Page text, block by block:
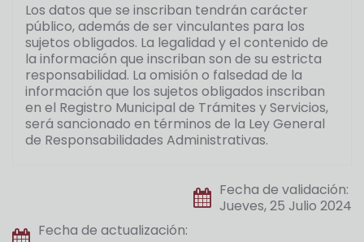
Los datos que se inscriban tendrán carácter
público, además de ser vinculantes para los
sujetos obligados. La legalidad y el contenido de
la información que inscriban son de su estricta
responsabilidad. La omisión o falsedad de la
información que los sujetos obligados inscriban
en el Registro Municipal de Trámites y Servicios,
será sancionado en términos de la Ley General
de Responsabilidades Administrativas.
Fecha de validación:
Jueves, 25 Julio 2024
Fecha de actualización: